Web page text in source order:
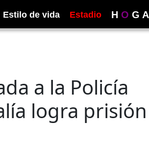
Estilo de vida Estadio H O G A
a la Policía
logra prisión